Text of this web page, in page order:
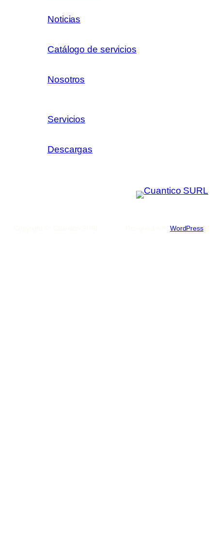
Noticias
Catálogo de servicios
Nosotros
Servicios
Descargas
WordPress